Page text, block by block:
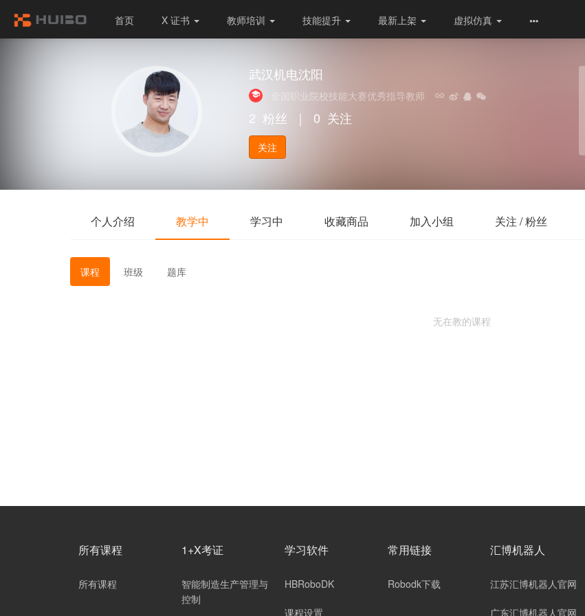
首页 X 证书 教师培训 技能提升 最新上架 虚拟仿真
武汉机电沈阳
全国职业院校技能大赛优秀指导教师
2 粉丝 ｜ 0 关注
关注
个人介绍 教学中 学习中 收藏商品 加入小组 关注 / 粉丝
课程 班级 题库
无在教的课程
所有课程
所有课程
1+X考证
智能制造生产管理与
控制
学习软件
HBRoboDK
课程设置
常用链接
Robodk下载
汇博机器人
江苏汇博机器人官网
广东汇博机器人官网